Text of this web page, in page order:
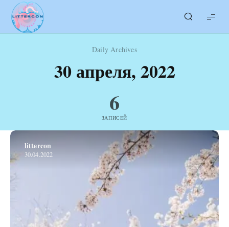
LITTERcon
Daily Archives
30 апреля, 2022
6
ЗАПИСЕЙ
littercon
30.04.2022